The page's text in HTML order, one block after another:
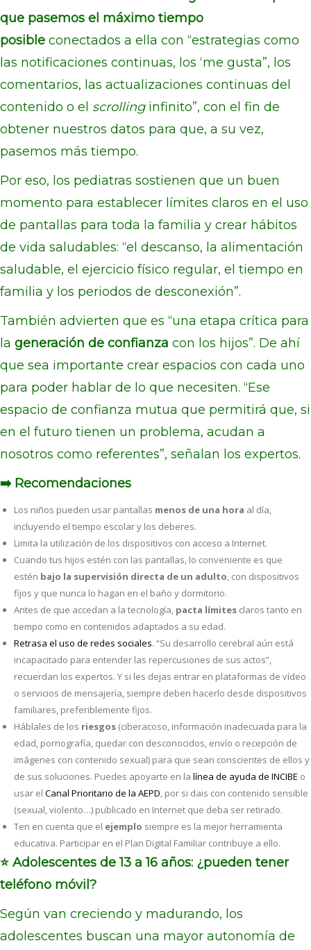
que pasemos el máximo tiempo
posible conectados a ella con “estrategias como
las notificaciones continuas, los ‘me gusta”, los
comentarios, las actualizaciones continuas del
contenido o el scrollinginfinito”, con el fin de
obtener nuestros datos para que, a su vez,
pasemos más tiempo.
Por eso, los pediatras sostienen que un buen
momento para establecer límites claros en el uso
de pantallas para toda la familia y crear hábitos
de vida saludables: “el descanso, la alimentación
saludable, el ejercicio físico regular, el tiempo en
familia y los periodos de desconexión”.
También advierten que es “una etapa crítica para
la generación de confianza con los hijos”. De ahí
que sea importante crear espacios con cada uno
para poder hablar de lo que necesiten. “Ese
espacio de confianza mutua que permitirá que, si
en el futuro tienen un problema, acudan a
nosotros como referentes”, señalan los expertos.
➡️ Recomendaciones
Los niños pueden usar pantallas menos de una hora al día,
incluyendo el tiempo escolar y los deberes.
Limita la utilización de los dispositivos con acceso a Internet.
Cuando tus hijos estén con las pantallas, lo conveniente es que
estén bajo la supervisión directa de un adulto, con dispositivos
fijos y que nunca lo hagan en el baño y dormitorio.
Antes de que accedan a la tecnología, pacta límites claros tanto en
tiempo como en contenidos adaptados a su edad.
Retrasa el uso de redes sociales. “Su desarrollo cerebral aún está
incapacitado para entender las repercusiones de sus actos”,
recuerdan los expertos. Y si les dejas entrar en plataformas de vídeo
o servicios de mensajería, siempre deben hacerlo desde dispositivos
familiares, preferiblemente fijos.
Háblales de los riesgos (ciberacoso, información inadecuada para la
edad, pornografía, quedar con desconocidos, envío o recepción de
imágenes con contenido sexual) para que sean conscientes de ellos y
de sus soluciones. Puedes apoyarte en la línea de ayuda de INCIBE o
usar el Canal Prioritario de la AEPD, por si dais con contenido sensible
(sexual, violento…) publicado en Internet que deba ser retirado.
Ten en cuenta que el ejemplo siempre es la mejor herramienta
educativa. Participar en el Plan Digital Familiar contribuye a ello.
⭐ Adolescentes de 13 a 16 años: ¿pueden tener
teléfono móvil?
Según van creciendo y madurando, los
adolescentes buscan una mayor autonomía de